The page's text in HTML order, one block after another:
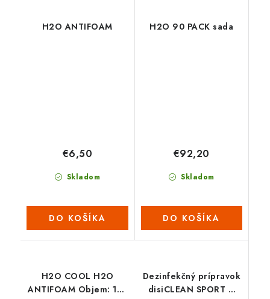
H2O ANTIFOAM
Skladom
€6,50
DO KOŠÍKA
H2O 90 PACK sada
Skladom
€92,20
DO KOŠÍKA
H2O COOL H2O
ANTIFOAM Objem: 150
Dezinfekčný prípravok
disiCLEAN SPORT &